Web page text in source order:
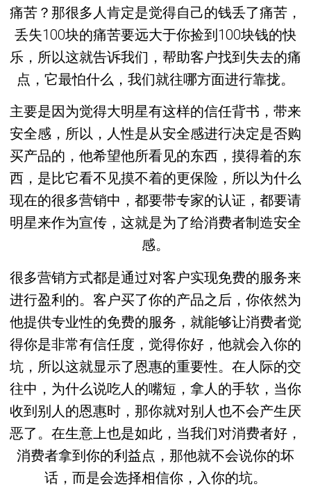
痛苦？那很多人肯定是觉得自己的钱丢了痛苦，
丢失100块的痛苦要远大于你捡到100块钱的快
乐，所以这就告诉我们，帮助客户找到失去的痛
点，它最怕什么，我们就往哪方面进行靠拢。
主要是因为觉得大明星有这样的信任背书，带来
安全感，所以，人性是从安全感进行决定是否购
买产品的，他希望他所看见的东西，摸得着的东
西，是比它看不见摸不着的更保险，所以为什么
现在的很多营销中，都要带专家的认证，都要请
明星来作为宣传，这就是为了给消费者制造安全
感。
很多营销方式都是通过对客户实现免费的服务来
进行盈利的。客户买了你的产品之后，你依然为
他提供专业性的免费的服务，就能够让消费者觉
得你是非常有信任度，觉得你好，他就会入你的
坑，所以这就显示了恩惠的重要性。在人际的交
往中，为什么说吃人的嘴短，拿人的手软，当你
收到别人的恩惠时，那你就对别人也不会产生厌
恶了。在生意上也是如此，当我们对消费者好，
消费者拿到你的利益点，那他就不会说你的坏
话，而是会选择相信你，入你的坑。